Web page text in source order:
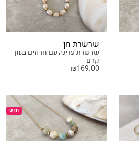
שרשרת חן
שרשרת עדינה עם חרוזים בגוון
קרם
₪169.00
חדש